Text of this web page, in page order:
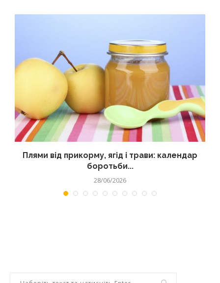
Плями від прикорму, ягід і трави: календар
боротьби...
28/06/2026